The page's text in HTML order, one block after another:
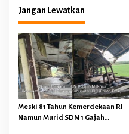
g
a
s
i
p
o
s
Jangan Lewatkan
Meski 81 Tahun Kemerdekaan RI
Namun Murid SDN 1 Gajah